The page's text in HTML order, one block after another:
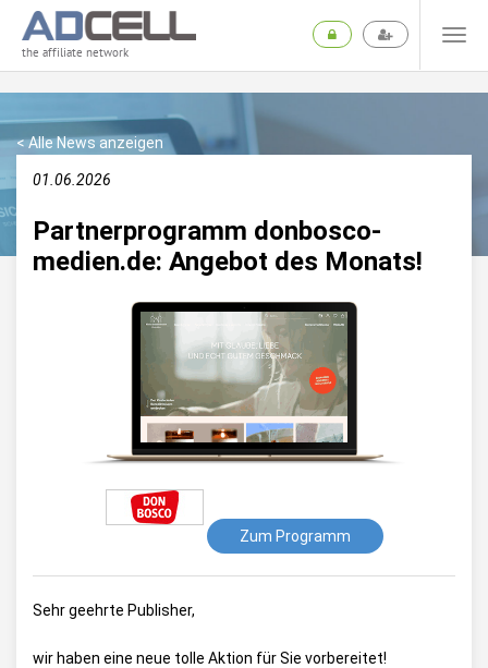
the affiliate network
< Alle News anzeigen
01.06.2026
Partnerprogramm donbosco-
medien.de: Angebot des Monats!
Zum Programm
Sehr geehrte Publisher,
wir haben eine neue tolle Aktion für Sie vorbereitet!